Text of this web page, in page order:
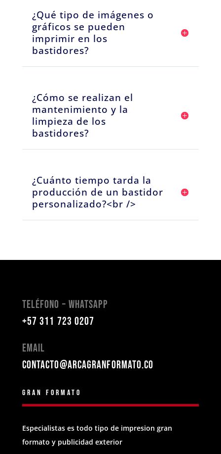
¿Qué tipo de imágenes o
gráficos se pueden
imprimir en los
bastidores?
¿Cómo se realizan el
mantenimiento y la
limpieza de los
bastidores?
¿Cuánto tiempo tarda la
producción de un bastidor
personalizado?<br />
Teléfono – Whatsapp
+57 311 723 0207
Email
contacto@arcagranformato.co
Gran formato
Especialistas es todo tipo de impresion gran
formato y publicidad exterior